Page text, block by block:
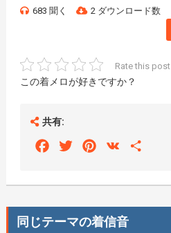
683 聞く 2 ダウンロード数
Rate this post
この着メロが好きですか？
共有:
FacebookTwitterPinterest
VK
同じテーマの着信音